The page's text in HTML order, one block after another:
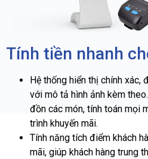
Tính tiền nhanh
Hệ thống hiển thị chính
với mô tả hình ảnh kèm
đồn các món, tính toán mọi
trình khuyến mãi.
Tính năng tích điểm khách
mãi, giúp khách hàng trung